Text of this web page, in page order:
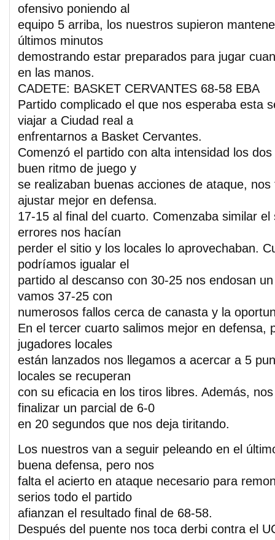
ofensivo poniendo al
equipo 5 arriba, los nuestros supieron
últimos minutos
demostrando estar preparados para jugar
en las manos.
CADETE: BASKET CERVANTES 68-58 EBA
Partido complicado el que nos esperaba esta
viajar a Ciudad real a
enfrentarnos a Basket Cervantes.
Comenzó el partido con alta intensidad los
buen ritmo de juego y
se realizaban buenas acciones de ataque, nos
ajustar mejor en defensa.
17-15 al final del cuarto. Comenzaba similar
errores nos hacían
perder el sitio y los locales lo aprovechaban.
podríamos igualar el
partido al descanso con 30-25 nos endosan
vamos 37-25 con
numerosos fallos cerca de canasta y la
En el tercer cuarto salimos mejor en defensa,
jugadores locales
están lanzados nos llegamos a acercar a 5
locales se recuperan
con su eficacia en los tiros libres. Además,
finalizar un parcial de 6-0
en 20 segundos que nos deja tiritando.
Los nuestros van a seguir peleando en el
buena defensa, pero nos
falta el acierto en ataque necesario para
serios todo el partido
afianzan el resultado final de 68-58.
Después del puente nos toca derbi contra el